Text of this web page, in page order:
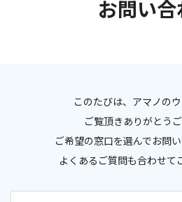
お問い合
このたびは、アマノの
ご覧頂きありがとうご
ご希望の窓口を選んでお問
よくあるご質問も合わせて